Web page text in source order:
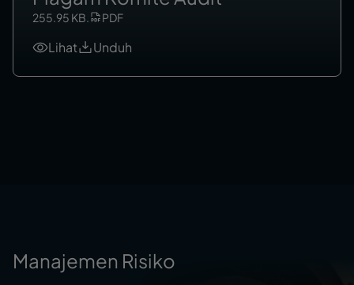
255.95 KB. PDF
Lihat Unduh
Manajemen Risiko